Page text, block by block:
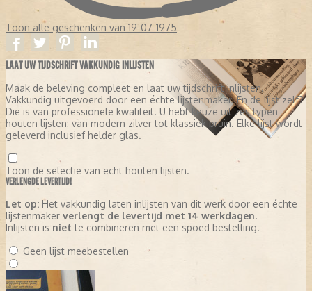
Toon alle geschenken van 19-07-1975
LAAT UW TIJDSCHRIFT VAKKUNDIG INLIJSTEN
Maak de beleving compleet en laat uw tijdschrift inlijsten.
Vakkundig uitgevoerd door een échte lijstenmaker. En de lijst zelf?
Die is van professionele kwaliteit. U hebt keuze uit zes typen
houten lijsten: van modern zilver tot klassiek bruin. Elke lijst wordt
geleverd inclusief helder glas.
Toon de selectie van echt houten lijsten.
VERLENGDE LEVERTIJD!
Let op: Het vakkundig laten inlijsten van dit werk door een échte
lijstenmaker verlengt de levertijd met 14 werkdagen.
Inlijsten is niet te combineren met een spoed bestelling.
Geen lijst meebestellen